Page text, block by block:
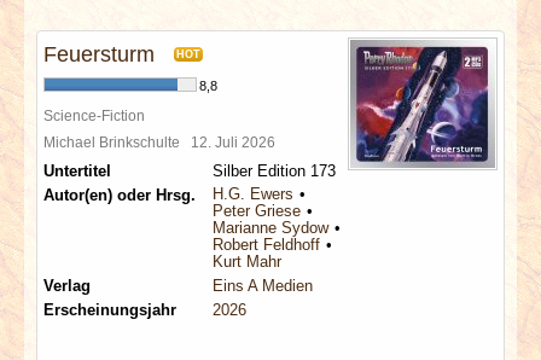
SPECIALS
REDAKTION
LINKS
Feuersturm HOT
8,8
Science-Fiction
Michael Brinkschulte 12. Juli 2026
Untertitel
Silber Edition 173
Autor(en) oder Hrsg.
H.G. Ewers
Peter Griese
Marianne Sydow
Robert Feldhoff
Kurt Mahr
Verlag
Eins A Medien
Erscheinungsjahr
2026